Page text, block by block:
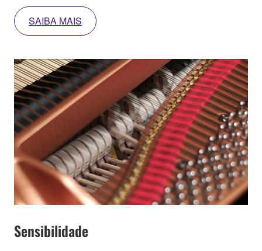
SAIBA MAIS
Sensibilidade